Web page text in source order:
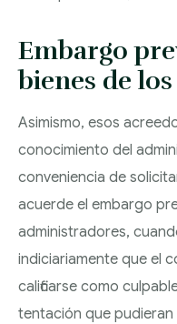
Embargo
bienes de
Asimismo, esos
conocimiento del
conveniencia de
acuerde el embargo
administradores,
indiciariamente que el
calificarse como
tentación que